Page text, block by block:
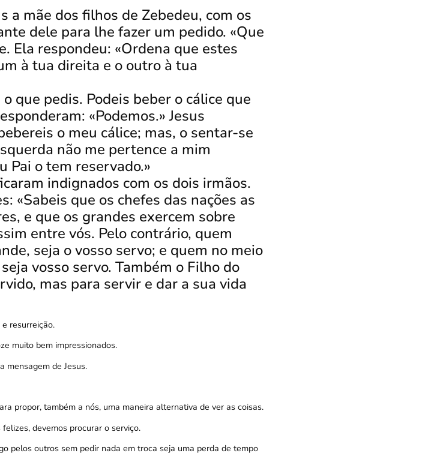
a mãe dos filhos de Zebedeu, com os
dele para lhe fazer um pedido. «Que
Ela respondeu: «Ordena que estes
à tua direita e o outro à tua
que pedis. Podeis beber o cálice que
«Podemos.»Jesus
o meu cálice; mas, o sentar-se
não me pertence a mim
Pai o tem reservado.»
indignados com os dois irmãos.
«Sabeis que os chefes das nações as
e que os grandes exercem sobre
entre vós. Pelo contrário, quem
seja o vosso servo; e quem no meio
vosso servo. Também o Filho do
mas para servir e dar a sua vida
resurreição.
muito bem impressionados.
mensagem de Jesus.
propor, também a nós, uma maneira alternativa de ver as coisas.
devemos procurar o serviço.
pelos outros sem pedir nada em troca seja uma perda de tempo